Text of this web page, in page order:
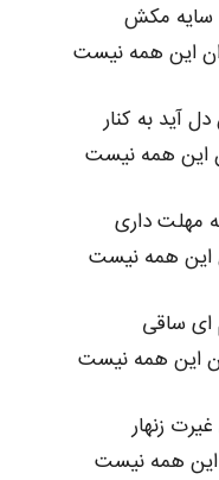
سایه مکش
این همه نیست
آید به کنار
این همه نیست
مهلت داری
این همه نیست
ای ساقی
این همه نیست
زنهار
این همه نیست